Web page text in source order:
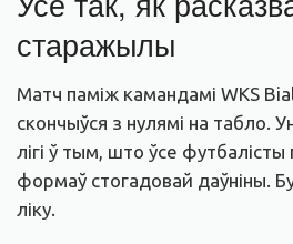
старажылы
Матч паміж камандамі WKS
скончыўся з нулямі на табло.
лігі ў тым, што ўсе футбалісты
формаў стогадовай даўніны.
ліку.